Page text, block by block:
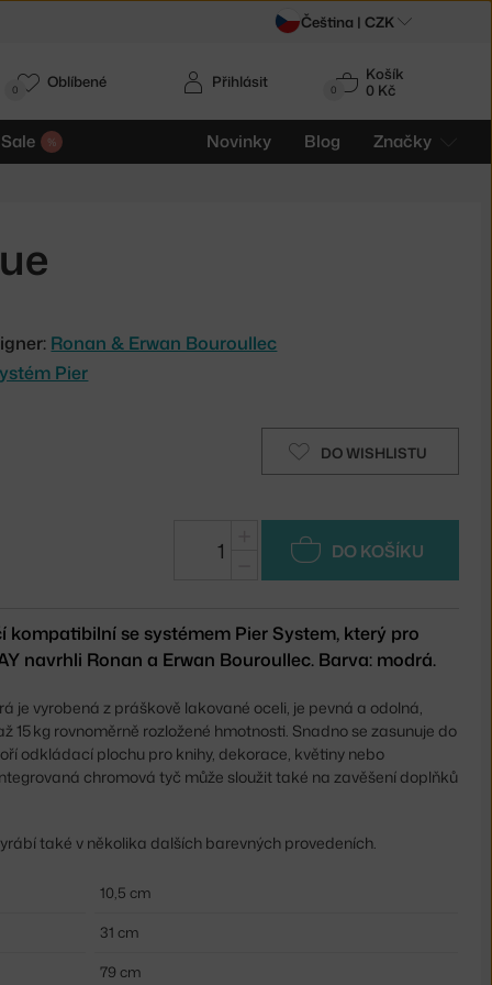
0
Košík
0 Kč
Novinky Blog Značky
Přihlásit
0 Oblíbené
Ronan & Erwan Bouroullec
Pier
DO WISHLISTU
DO KOŠÍKU
kompatibilní se systémem Pier System, který pro
navrhli Ronan a Erwan Bouroullec. Barva: modrá.
je vyrobená z práškově lakované oceli, je pevná a odolná,
15 kg rovnoměrně rozložené hmotnosti. Snadno se zasunuje do
odkládací plochu pro knihy, dekorace, květiny nebo
chromová tyč může sloužit také na zavěšení doplňků
také v několika dalších barevných provedeních.
10,5 cm
31 cm
79 cm
Čeština | CZK